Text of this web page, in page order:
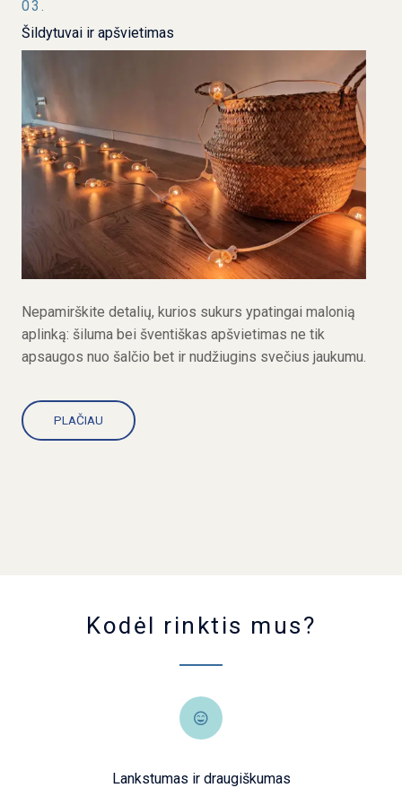
03.
Šildytuvai ir apšvietimas
Nepamirškite detalių, kurios sukurs ypatingai malonią
aplinką: šiluma bei šventiškas apšvietimas ne tik
apsaugos nuo šalčio bet ir nudžiugins svečius jaukumu.
PLAČIAU
Kodėl rinktis mus?
Lankstumas ir draugiškumas